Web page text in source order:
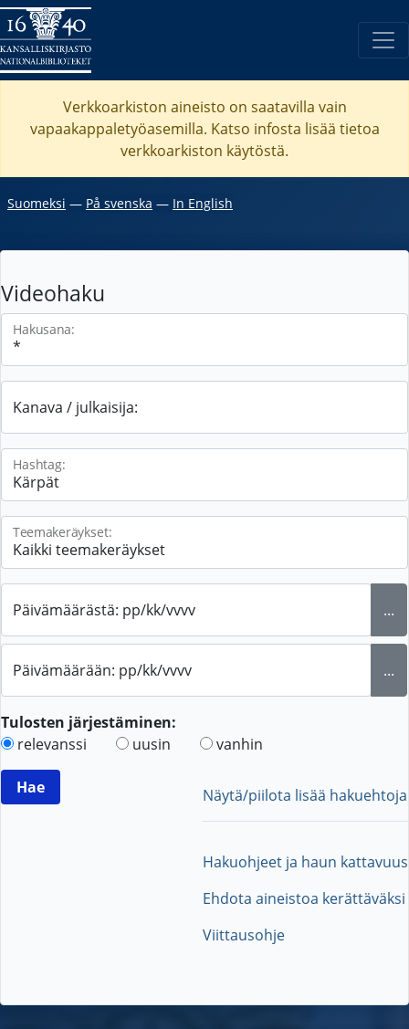
Verkkoarkiston aineisto on saatavilla vain
vapaakappaletyöasemilla. Katso infosta lisää tietoa
verkkoarkiston käytöstä.
Suomeksi ― På svenska ― In English
Videohaku
Hakusana:
Kanava / julkaisija:
Hashtag:
Teemakeräykset:
Päivämäärästä: pp/kk/vvvv ...
Päivämäärään: pp/kk/vvvv ...
Tulosten järjestäminen:
relevanssi
uusin vanhin
Näytä/piilota lisää hakuehtoja
Hakuohjeet ja haun kattavuus
Ehdota aineistoa kerättäväksi
Viittausohje